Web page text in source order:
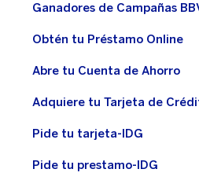
Ganadores de Campañas
Obtén tu Préstamo Online
Abre tu Cuenta de Ahorro
Adquiere tu Tarjeta de
Pide tu tarjeta-IDG
Pide tu prestamo-IDG